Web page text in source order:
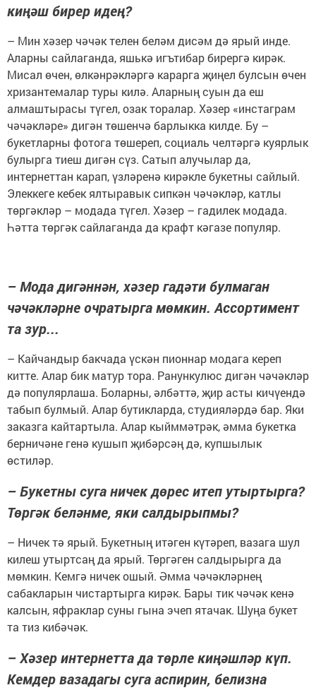
киңәш бирер идең?
– Мин хәзер чәчәк телен беләм дисәм дә ярый инде.
Аларны сайлаганда, яшькә игътибар бирергә кирәк.
Мисал өчен, өлкәнрәкләргә карарга җиңел булсын өчен
хризантемалар туры килә. Аларның суын да еш
алмаштырасы түгел, озак торалар. Хәзер «инстаграм
чәчәкләре» дигән төшенчә барлыкка килде. Бу –
букетларны фотога төшереп, социаль челтәргә куярлык
булырга тиеш дигән сүз. Сатып алучылар да,
интернеттан карап, үзләренә кирәкле букетны сайлый.
Элеккеге кебек ялтыравык сипкән чәчәкләр, катлы
төргәкләр – модада түгел. Хәзер – гадилек модада.
Һәтта төргәк сайлаганда да крафт кәгазе популяр.
– Мода дигәннән, хәзер гадәти булмаган
чәчәкләрне очратырга мөмкин. Ассортимент
та зур...
– Кайчандыр бакчада үскән пионнар модага кереп
китте. Алар бик матур тора. Ранункулюс дигән чәчәкләр
дә популярлаша. Боларны, әлбәттә, җир асты кичүендә
табып булмый. Алар бутикларда, студияләрдә бар. Яки
заказга кайтартыла. Алар кыйммәтрәк, әмма букетка
берничәне генә кушып җибәрсәң дә, купшылык
өстиләр.
– Букетны суга ничек дөрес итеп утыртырга?
Төргәк беләнме, яки салдырыпмы?
– Ничек тә ярый. Букетның итәген күтәреп, вазага шул
килеш утыртсаң да ярый. Төргәген салдырырга да
мөмкин. Кемгә ничек ошый. Әмма чәчәкләрнең
сабакларын чистартырга кирәк. Бары тик чәчәк кенә
калсын, яфраклар суны гына эчеп ятачак. Шуңа букет
та тиз кибәчәк.
– Хәзер интернетта да төрле киңәшләр күп.
Кемдер вазадагы суга аспирин, белизна